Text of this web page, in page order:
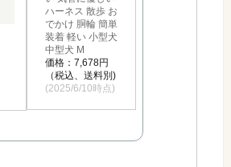
ハーネス 散歩 お
でかけ 胴輪 簡単
装着 軽い 小型犬
中型犬 M
価格：7,678円
（税込、送料別)
(2025/6/10時点)